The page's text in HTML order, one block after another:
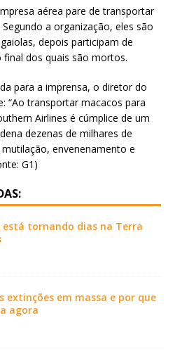
aérea pare de transportar
a organização, eles são
depois participam de
dos quais são mortos.
para a imprensa, o diretor do
“Ao transportar macacos para
Airlines é cúmplice de um
dezenas de milhares de
envenenamento e
G1)
está tornando dias na Terra
extinções em massa e por que
agora